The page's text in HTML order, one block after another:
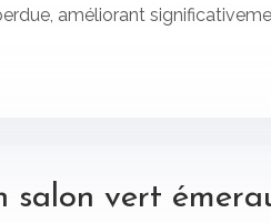
améliorant
salon vert